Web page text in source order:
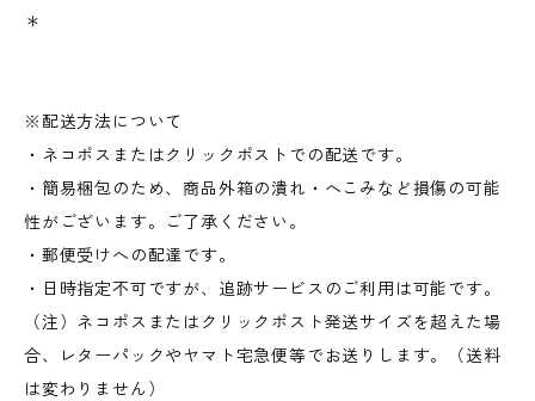
＊
※配送方法について
・ネコポスまたはクリックポストでの配送です。
・簡易梱包のため、商品外箱の潰れ・へこみなど損傷の可能
性がございます。ご了承ください。
・郵便受けへの配達です。
・日時指定不可ですが、追跡サービスのご利用は可能です。
（注）ネコポスまたはクリックポスト発送サイズを超えた場
合、レターパックやヤマト宅急便等でお送りします。（送料
は変わりません）